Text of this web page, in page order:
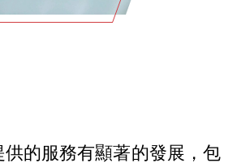
的服務有顯著的發展，包